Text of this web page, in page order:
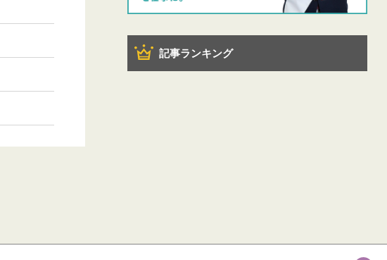
記事ランキング